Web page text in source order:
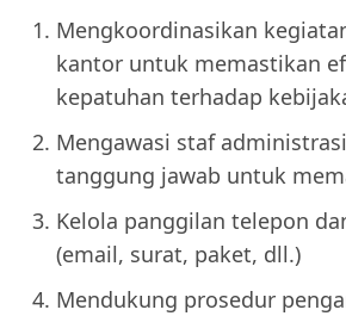
Mengkoordinasikan
kantor untuk memastikan
kepatuhan terhadap
Mengawasi staf
tanggung jawab untuk
Kelola panggilan telepon
(email, surat, paket, dll.)
Mendukung prosedur